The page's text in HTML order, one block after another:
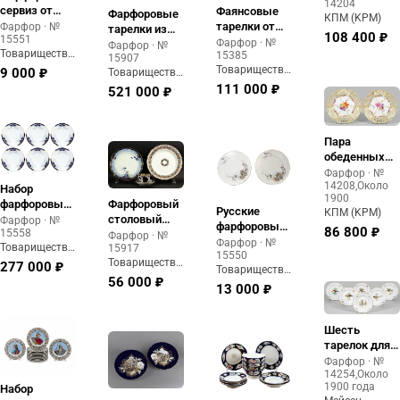
сервиз от
Кузнецова: 7
тарелок с
ручной
росписью
Фарфор · №
15551
Товарищество
Кузнецова
М.С.
9 000 ₽
Набор
фарфоровых
тарелок
фабрики
Кузнецова,
Москва, 1889-
Фарфор · №
15558
Товарищество
Кузнецова
М.С.
277 000 ₽
Набор
Фарфоровые
тарелки из
коронационной
службы
Александра
III
Фарфор · №
15907
Товарищество
Кузнецова
М.С.
521 000 ₽
Фарфоровый
столовый
комплект
Кузнецова:
чашка с
блюдцем и
Фарфор · №
15917
Товарищество
Кузнецова
М.С.
56 000 ₽
Фаянсовые
тарелки от
Кузнецова:
русская
ярмарка и
зимняя
Фарфор · №
15385
Товарищество
Кузнецова
М.С.
111 000 ₽
Русские
фарфоровые
тарелки от
Кузнецова
Фарфор · №
15550
Товарищество
Кузнецова
М.С.
13 000 ₽
летним
цветочным
декором.
14204
КПМ (KPM)
108 400 ₽
Пара
обеденных
тарелок с
декорацией
"1-я
Потсдамская
служба"
Фарфор · №
14208,Около
1900
КПМ (KPM)
86 800 ₽
Шесть
тарелок для
ужина с
птичьим
украшением.
Фарфор · №
14254,Около
1900 года